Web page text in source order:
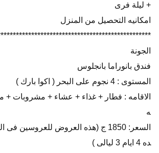
+ ليلة فرى
امكانيه التحصيل من المنزل
الجونة
فندق بانوراما بانجلوس
المستوى : 4 نجوم على البحر ( اكوا بارك )
الاقامه : فطار + غذاء + عشاء + مشروبات +
ه
السعر: 1850 ج (هذه العروض للعروسين
ده 4 ايام 3 ليالى )